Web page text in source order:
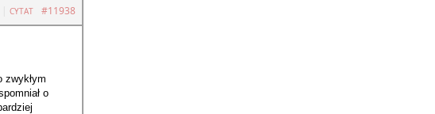
#11938
CYTAT
zwykłym
o